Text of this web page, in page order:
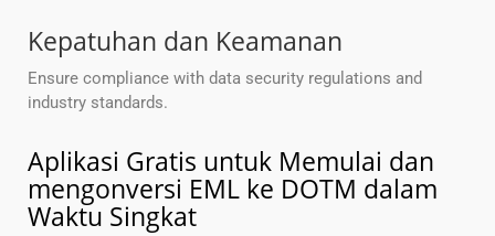
Kepatuhan dan Keamanan
Ensure compliance with data security regulations and
industry standards.
Aplikasi Gratis untuk Memulai dan
mengonversi EML ke DOTM dalam
Waktu Singkat